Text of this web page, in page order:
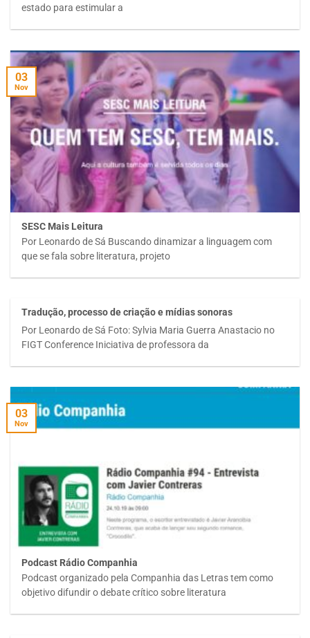
estado para estimular a
SESC Mais Leitura
Por Leonardo de Sá Buscando dinamizar a linguagem com
que se fala sobre literatura, projeto
03
Nov
Tradução, processo de criação e mídias sonoras
Por Leonardo de Sá Foto: Sylvia Maria Guerra Anastacio no
FIGT Conference Iniciativa de professora da
Podcast Rádio Companhia
Podcast organizado pela Companhia das Letras tem como
objetivo difundir o debate crítico sobre literatura
03
Nov